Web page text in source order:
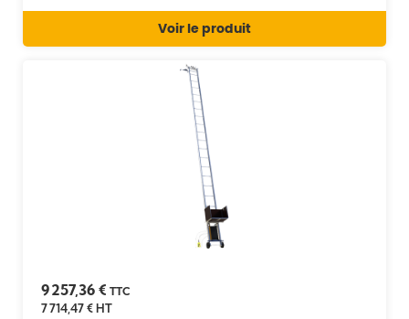
Voir le produit
9 257,36 € TTC
7 714,47 €HT